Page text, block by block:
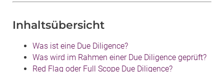
Inhaltsübersicht
Was ist eine Due Diligence?
Was wird im Rahmen einer Due Diligence geprüft?
Red Flag oder Full Scope Due Diligence?